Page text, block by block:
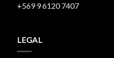
+569 9 6120 7407
LEGAL